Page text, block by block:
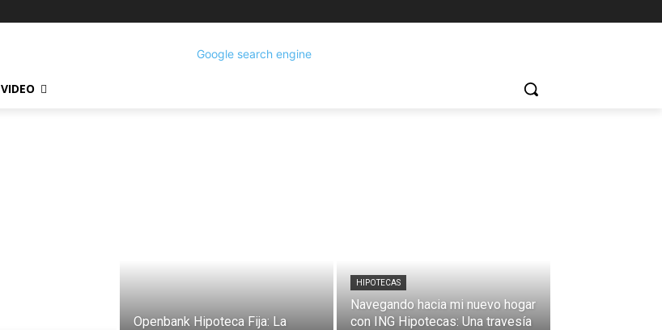
VIDEO
Openbank Hipoteca Fija: La
HIPOTECAS
Navegando hacia mi nuevo hogar
con ING Hipotecas: Una travesía